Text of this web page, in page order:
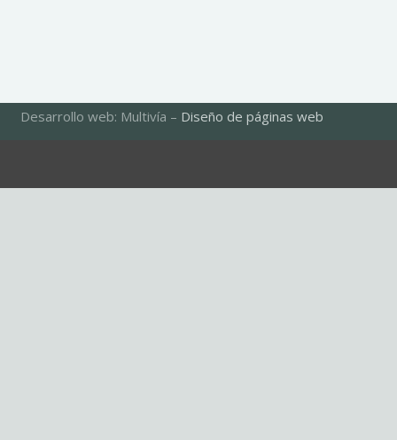
Desarrollo web: Multivía – Diseño de páginas web